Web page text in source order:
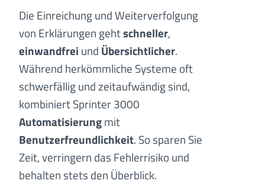
Die Einreichung und Weiterverfolgung
von Erklärungen gehtschneller,
einwandfrei und Übersichtlicher.
Während herkömmliche Systeme oft
schwerfällig und zeitaufwändig sind,
kombiniert Sprinter 3000
Automatisierungmit
Benutzerfreundlichkeit. So sparen Sie
Zeit, verringern das Fehlerrisiko und
behalten stets den Überblick.